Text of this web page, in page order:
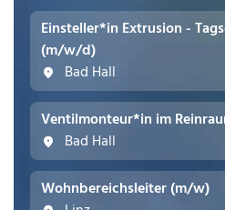
Einsteller*in Extrusion -
(m/w/d)
Bad Hall
Ventilmonteur*in im
Bad Hall
Wohnbereichsleiter (m/w)